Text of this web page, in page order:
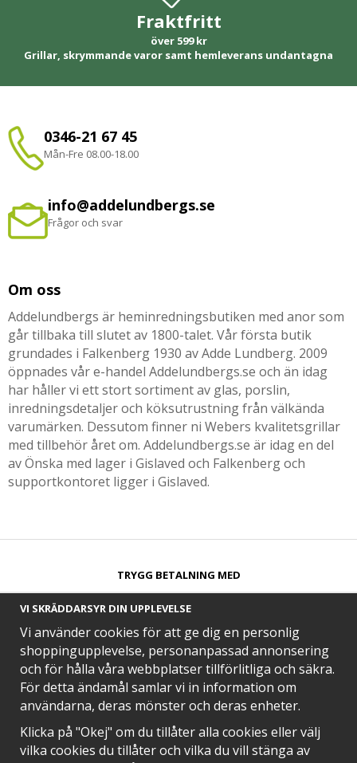
Fraktfritt
över 599 kr
Grillar, skrymmande varor samt hemleverans undantagna
0346-21 67 45
Mån-Fre 08.00-18.00
info@addelundbergs.se
Frågor och svar
Om oss
Addelundbergs är heminredningsbutiken med anor som
går tillbaka till slutet av 1800-talet. Vår första butik
grundades i Falkenberg 1930 av Adde Lundberg. 2009
öppnades vår e-handel Addelundbergs.se och än idag
har håller vi ett stort sortiment av glas, porslin,
inredningsdetaljer och köksutrustning från välkända
varumärken. Dessutom finner ni Webers kvalitetsgrillar
med tillbehör året om. Addelundbergs.se är idag en del
av Önska med lager i Gislaved och Falkenberg och
supportkontoret ligger i Gislaved.
TRYGG BETALNING MED​
SNABB LEVERANS MED
VI SKRÄDDARSYR DIN UPPLEVELSE
Vi använder cookies för att ge dig en personlig
shoppingupplevelse, personanpassad annonsering
och för hålla våra webbplatser tillförlitliga och säkra.
För detta ändamål samlar vi in information om
användarna, deras mönster och deras enheter.
Klicka på "Okej" om du tillåter alla cookies eller välj
vilka cookies du tillåter och vilka du vill stänga av